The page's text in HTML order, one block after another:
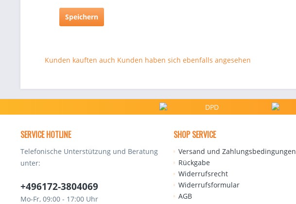
Speichern
Kunden kauften auch Kunden haben sich ebenfalls angesehen
SERVICE HOTLINE
Telefonische Unterstützung und Beratung
unter:
+496172-3804069
Mo-Fr, 09:00 - 17:00 Uhr
SHOP SERVICE
Versand und Zahlungsbedingungen
Rückgabe
Widerrufsrecht
Widerrufsformular
AGB